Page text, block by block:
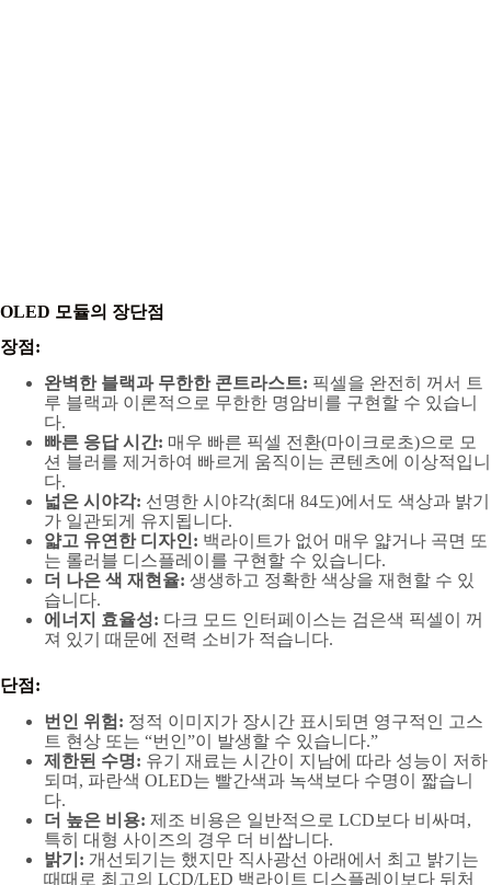
OLED 모듈의 장단점
장점:
완벽한 블랙과 무한한 콘트라스트: 픽셀을 완전히 꺼서 트
루 블랙과 이론적으로 무한한 명암비를 구현할 수 있습니
다.
빠른 응답 시간: 매우 빠른 픽셀 전환(마이크로초)으로 모
션 블러를 제거하여 빠르게 움직이는 콘텐츠에 이상적입니
다.
넓은 시야각: 선명한 시야각(최대 84도)에서도 색상과 밝기
가 일관되게 유지됩니다.
얇고 유연한 디자인: 백라이트가 없어 매우 얇거나 곡면 또
는 롤러블 디스플레이를 구현할 수 있습니다.
더 나은 색 재현율: 생생하고 정확한 색상을 재현할 수 있
습니다.
에너지 효율성: 다크 모드 인터페이스는 검은색 픽셀이 꺼
져 있기 때문에 전력 소비가 적습니다.
단점:
번인 위험: 정적 이미지가 장시간 표시되면 영구적인 고스
트 현상 또는 “번인”이 발생할 수 있습니다.”
제한된 수명: 유기 재료는 시간이 지남에 따라 성능이 저하
되며, 파란색 OLED는 빨간색과 녹색보다 수명이 짧습니
다.
더 높은 비용: 제조 비용은 일반적으로 LCD보다 비싸며,
특히 대형 사이즈의 경우 더 비쌉니다.
밝기: 개선되기는 했지만 직사광선 아래에서 최고 밝기는
때때로 최고의 LCD/LED 백라이트 디스플레이보다 뒤처